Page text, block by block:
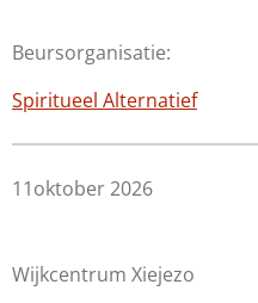
Beursorganisatie:
Spiritueel Alternatief
11oktober 2026
Wijkcentrum Xiejezo